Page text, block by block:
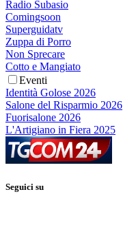
Radio Subasio
Comingsoon
Superguidatv
Zuppa di Porro
Non Sprecare
Cotto e Mangiato
Eventi
Identità Golose 2026
Salone del Risparmio 2026
Fuorisalone 2026
L'Artigiano in Fiera 2025
Seguici su